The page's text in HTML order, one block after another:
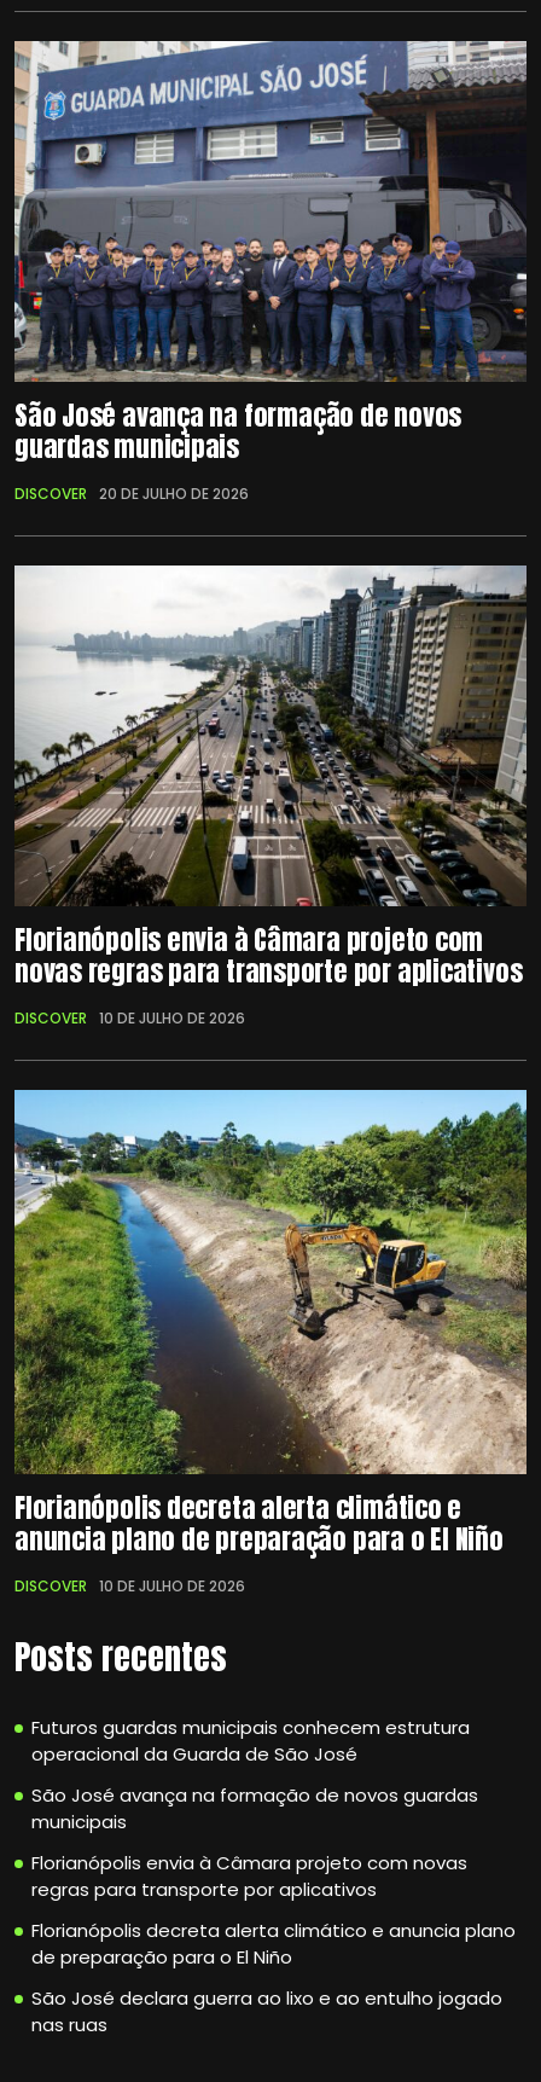
São José avança na formação de novos
guardas municipais
DISCOVER 20 DE JULHO DE 2026
Florianópolis envia à Câmara projeto com
novas regras para transporte por aplicativos
DISCOVER 10 DE JULHO DE 2026
Florianópolis decreta alerta climático e
anuncia plano de preparação para o El Niño
DISCOVER 10 DE JULHO DE 2026
Posts recentes
Futuros guardas municipais conhecem estrutura
operacional da Guarda de São José
São José avança na formação de novos guardas
municipais
Florianópolis envia à Câmara projeto com novas
regras para transporte por aplicativos
Florianópolis decreta alerta climático e anuncia plano
de preparação para o El Niño
São José declara guerra ao lixo e ao entulho jogado
nas ruas